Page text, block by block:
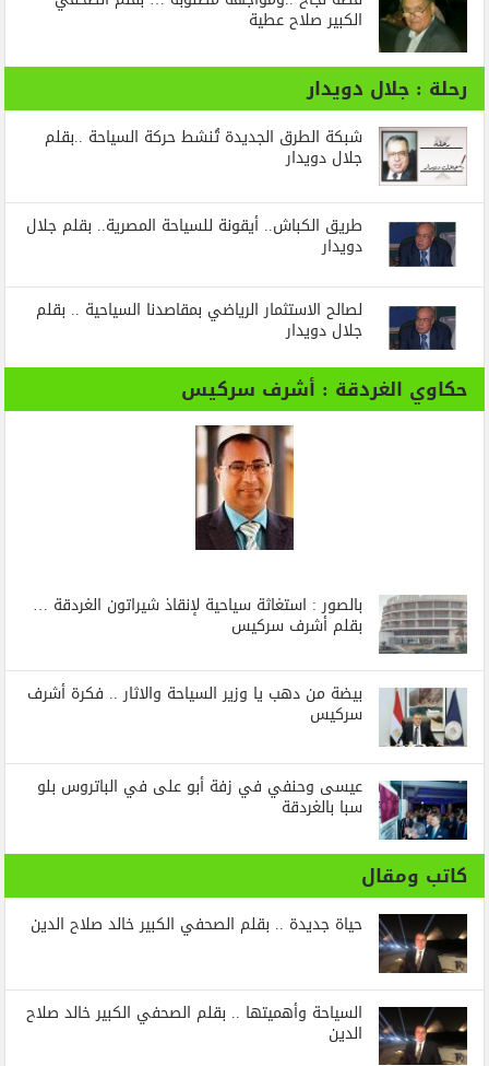
الكبير صلاح عطية
رحلة : جلال دويدار
شبكة الطرق الجديدة تُنشط حركة السياحة ..بقلم
جلال دويدار
طريق الكباش.. أيقونة للسياحة المصرية.. بقلم جلال
دويدار
لصالح الاستثمار الرياضي بمقاصدنا السياحية .. بقلم
جلال دويدار
حكاوي الغردقة : أشرف سركيس
بالصور : استغاثة سياحية لإنقاذ شيراتون الغردقة …
بقلم أشرف سركيس
بيضة من دهب يا وزير السياحة والاثار .. فكرة أشرف
سركيس
عيسى وحنفي في زفة أبو على في الباتروس بلو
سبا بالغردقة
كاتب ومقال
حياة جديدة .. بقلم الصحفي الكبير خالد صلاح الدين
السياحة وأهميتها .. بقلم الصحفي الكبير خالد صلاح
الدين